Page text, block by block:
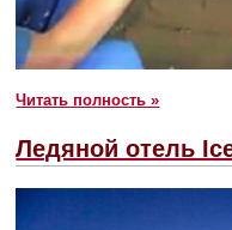
Читать полность »
Ледяной отель